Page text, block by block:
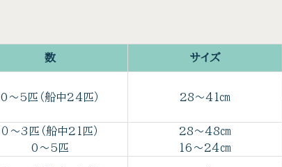
数 サイズ
0～5匹（船中24匹） 28～41㎝
０～3匹（船中21匹）
0～5匹
28～48㎝
16～24㎝